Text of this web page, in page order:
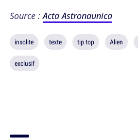
Source :Acta Astronaunica
insolite texte tip top Alien
exclusif